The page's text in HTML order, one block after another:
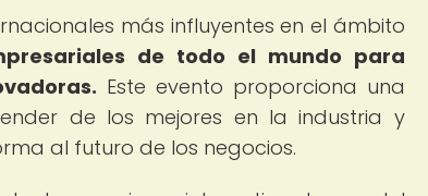
más influyentes en el ámbito
de todo el mundo para
Este evento proporciona una
de los mejores en la industria y
al futuro de los negocios.